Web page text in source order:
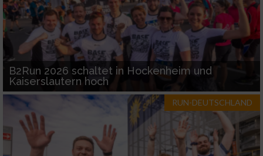
B2Run 2026 schaltet in Hockenheim und
Kaiserslautern hoch
RUN-DEUTSCHLAND